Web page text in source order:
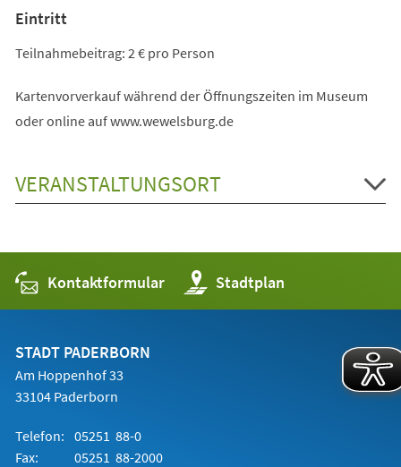
Eintritt
Teilnahmebeitrag: 2 € pro Person
Kartenvorverkauf während der Öffnungszeiten im Museum
oder online auf www.wewelsburg.de
VERANSTALTUNGSORT
Kontaktformular Stadtplan
(Öffnet
in
einem
STADT PADERBORN
Am Hoppenhof 33
33104 Paderborn
Telefon: 05251 88-0
Fax:
05251 88-2000